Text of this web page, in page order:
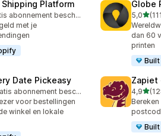
Shipping Platform
totaal
Gratis abonnement beschikbaar
met je
Globe
5,0van
111
dan 60
printen
Date Pickeasy
totaal
Gratis abonnement beschikbaar
voor bestellingen
winkel en lokale
Zapiet
4,9van
128